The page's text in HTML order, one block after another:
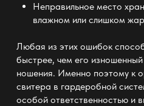
Неправильное место
влажном или слишком
Любая из этих ошибок
быстрее, чем его изношенный
ношения. Именно поэтому к
свитера в гардеробной
особой ответственностью и